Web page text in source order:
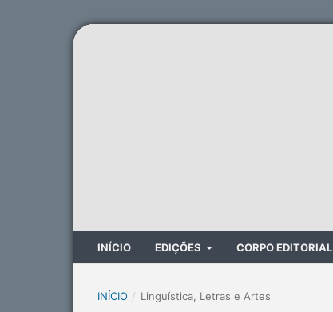
INÍCIO EDIÇÕES CORPO EDITORIAL
INÍCIO / Linguística, Letras e Artes